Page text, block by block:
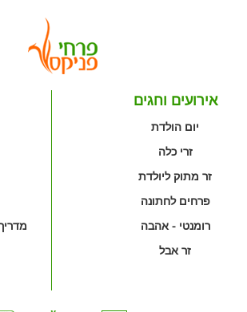
אירועים וחגים
יום הולדת
זרי כלה
זר מתוק ליולדת
פרחים לחתונה
רומנטי - אהבה
זר אבל